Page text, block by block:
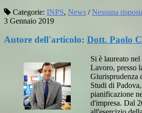
Categorie: INPS, News / Nessuna
3 Gennaio 2019
Autore dell'articolo: Dott. Paolo
Si è laureato
Lavoro, presso
Giurisprudenza
Studi di
pianificazione
d'impresa. Dal